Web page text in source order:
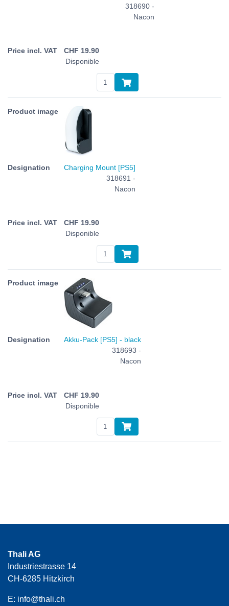
318690 -
Nacon
CHF 19.90
Disponible
Charging Mount [PS5]
318691 -
Nacon
CHF 19.90
Disponible
Akku-Pack [PS5] - black
318693 -
Nacon
CHF 19.90
Disponible
Thali AG
Industriestrasse 14
CH-6285 Hitzkirch
E: info@thali.ch